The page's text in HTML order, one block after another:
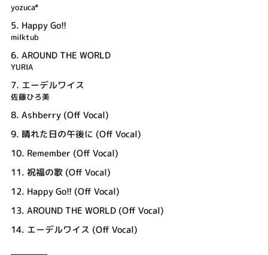
yozuca*
5. Happy Go!!
milktub
6. AROUND THE WORLD
YURIA
7. エーデルワイス
佐藤ひろ美
8. Ashberry (Off Vocal)
9. 晴れた日の午後に (Off Vocal)
10. Remember (Off Vocal)
11. 祝福の歌 (Off Vocal)
12. Happy Go!! (Off Vocal)
13. AROUND THE WORLD (Off Vocal)
14. エーデルワイス (Off Vocal)